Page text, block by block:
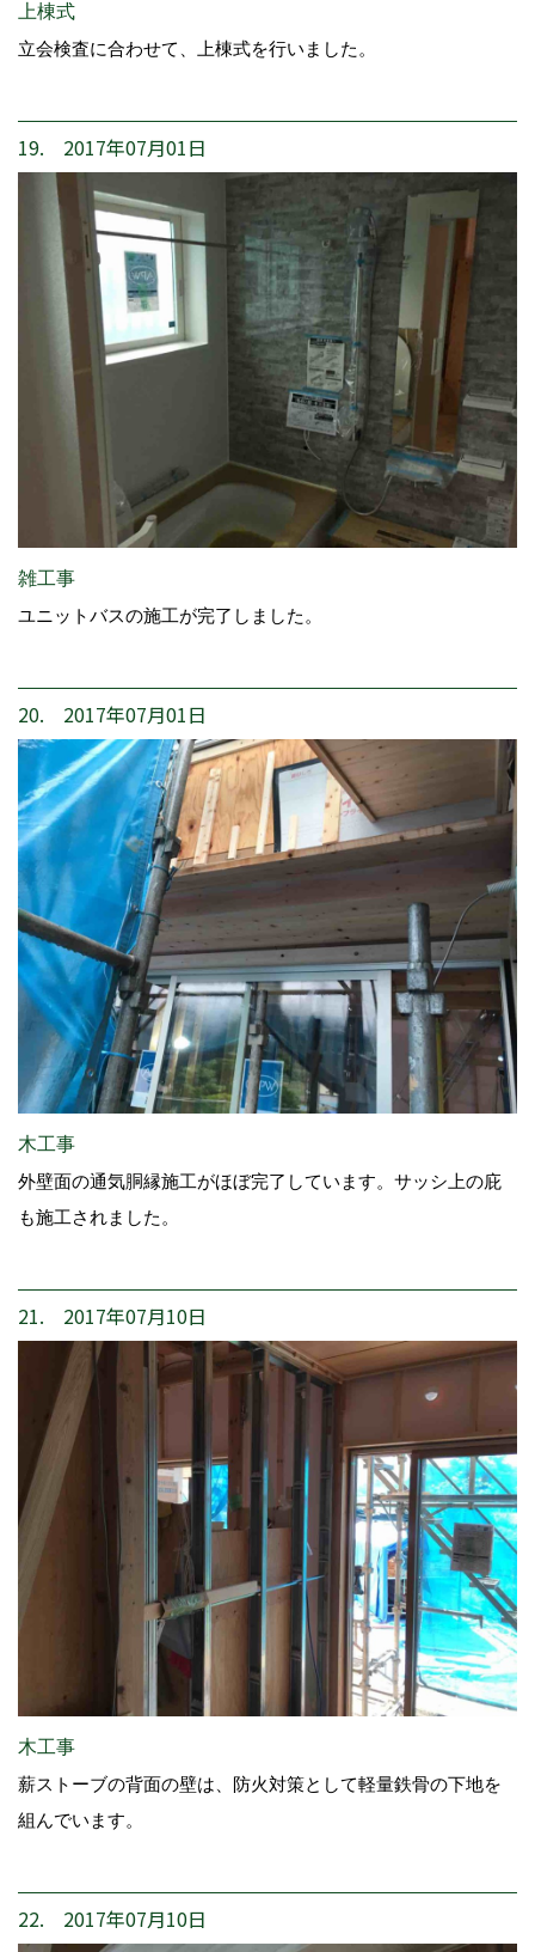
上棟式
立会検査に合わせて、上棟式を行いました。
19. 2017年07月01日
雑工事
ユニットバスの施工が完了しました。
20. 2017年07月01日
木工事
外壁面の通気胴縁施工がほぼ完了しています。サッシ上の庇
も施工されました。
21. 2017年07月10日
木工事
薪ストーブの背面の壁は、防火対策として軽量鉄骨の下地を
組んでいます。
22. 2017年07月10日